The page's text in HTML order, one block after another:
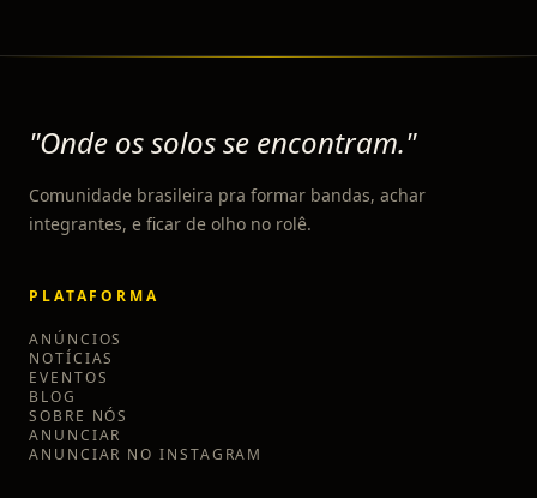
"Onde os solos se encontram."
Comunidade brasileira pra formar bandas, achar
integrantes, e ficar de olho no rolê.
PLATAFORMA
ANÚNCIOS
NOTÍCIAS
EVENTOS
BLOG
SOBRE NÓS
ANUNCIAR
ANUNCIAR NO INSTAGRAM